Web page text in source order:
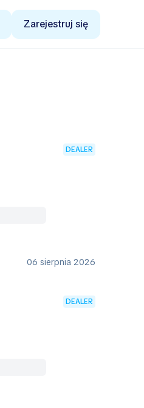
Zarejestruj się
DEALER
06 sierpnia 2026
DEALER